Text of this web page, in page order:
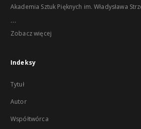
Akademia Sztuk Pięknych im. Władysława
...
Zobacz więcej
Indeksy
Tytuł
Autor
Współtwórca